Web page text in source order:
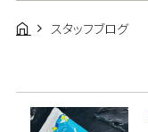
スタッフブログ